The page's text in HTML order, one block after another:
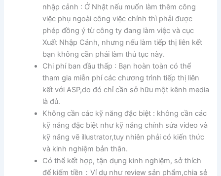
nhập cảnh : Ở Nhật nếu muốn làm thêm công
việc phụ ngoài công việc chính thì phải được
phép đồng ý từ công ty đang làm việc và cục
Xuất Nhập Cảnh, nhưng nếu làm tiếp thị liên kết
bạn không cần phải làm thủ tục này.
Chi phí ban đầu thấp : Bạn hoàn toàn có thể
tham gia miễn phí các chương trình tiếp thị liên
kết với ASP,do đó chỉ cần sở hữu một kênh media
là đủ.
Không cần các kỹ năng đặc biệt : không cần các
kỹ năng đặc biệt như kỹ năng chỉnh sửa video và
kỹ năng vẽ illustrator,tuy nhiên phải có kiến thức
và kinh nghiệm bản thân.
Có thể kết hợp, tận dụng kinh nghiệm, sở thích
để kiếm tiền：Ví dụ như review sản phẩm,chia sẻ